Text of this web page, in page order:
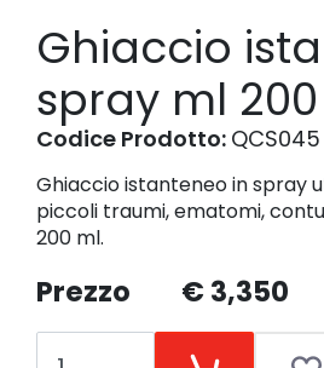
Ghiaccio
spray ml 200
Codice Prodotto: QCS045
Ghiaccio istanteneo in spray
piccoli traumi, ematomi,
200 ml.
Prezzo € 3,350